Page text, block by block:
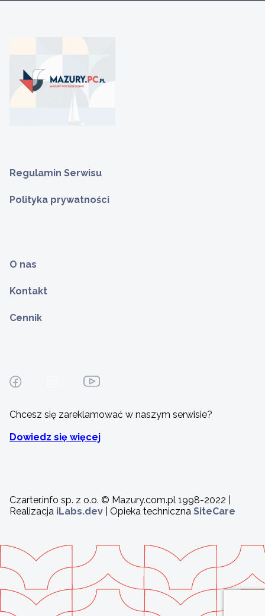
Regulamin Serwisu
Polityka prywatności
O nas
Kontakt
Cennik
Chcesz się zareklamować w naszym serwisie?
Dowiedz się więcej
Czarter.info sp. z o.o. © Mazury.com.pl 1998-2022 |
Realizacja iLabs.dev | Opieka techniczna SiteCare